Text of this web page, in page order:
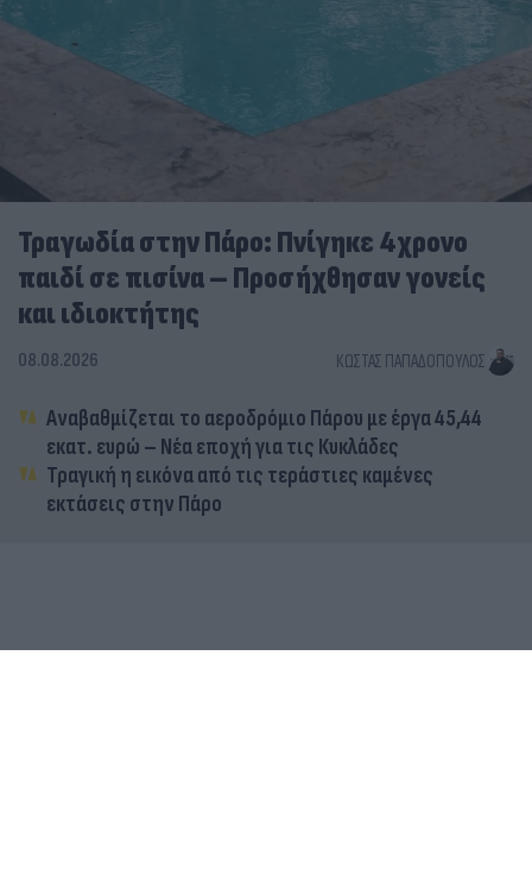
Τραγωδία στην Πάρο: Πνίγηκε 4χρονο
παιδί σε πισίνα – Προσήχθησαν γονείς
και ιδιοκτήτης
08.08.2026 ΚΏΣΤΑΣ ΠΑΠΑΔΌΠΟΥΛΟΣ
Αναβαθμίζεται το αεροδρόμιο Πάρου με έργα 45,44
εκατ. ευρώ – Νέα εποχή για τις Κυκλάδες
Τραγική η εικόνα από τις τεράστιες καμένες
εκτάσεις στην Πάρο